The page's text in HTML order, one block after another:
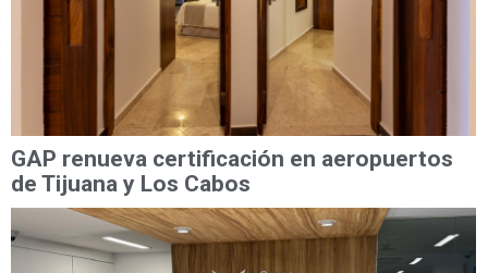
GAP renueva certificación en aeropuertos
de Tijuana y Los Cabos